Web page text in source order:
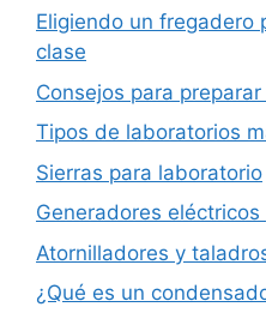
Eligiendo un fregadero
clase
Consejos para
Tipos de laboratorios
Sierras para laboratorio
Generadores
Atornilladores y
¿Qué es un